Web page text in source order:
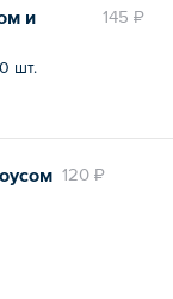
145 ₽
и
шт.
120 ₽